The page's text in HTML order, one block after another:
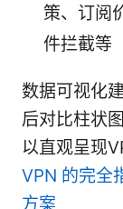
策、订阅
件拦截等
数据可视化
后对比柱状
以直观呈现
VPN 的完全
方案